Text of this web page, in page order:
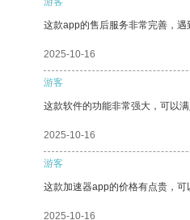
这款app的售后服务非常完善，遇
2025-10-16
游客
这款软件的功能非常强大，可以满
2025-10-16
游客
这款加速器app的价格有点贵，可
2025-10-16